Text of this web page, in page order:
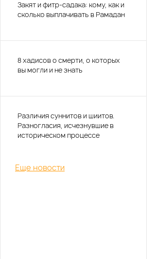
Закят и фитр-садака: кому, как и
сколько выплачивать в Рамадан
8 хадисов о смерти, о которых
вы могли и не знать
Различия суннитов и шиитов.
Разногласия, исчезнувшие в
историческом процессе
Еще новости